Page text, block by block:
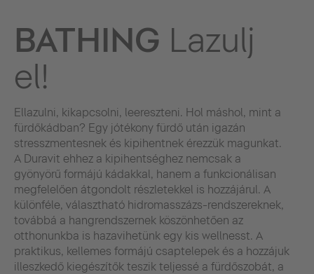
BATHING Lazulj
el!
Ellazulni, kikapcsolni, leereszteni. Hol máshol, mint a
fürdőkádban? Egy jótékony fürdő után igazán
stresszmentesnek és kipihentnek érezzük magunkat.
A Duravit ehhez a kipihentséghez nemcsak a
gyönyörű formájú kádakkal, hanem a funkcionálisan
megfelelően átgondolt részletekkel is hozzájárul. A
különféle, választható hidromasszázs-rendszereknek,
továbbá a hangrendszernek köszönhetően az
otthonunkba is hazavihetünk egy kis wellnesst. A
praktikus, kellemes formájú csaptelepek és a hozzájuk
illeszkedő kiegészítők teszik teljessé a fürdőszobát, a